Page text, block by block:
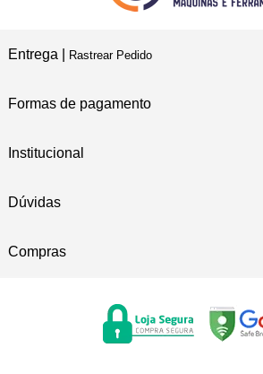
Entrega | Rastrear Pedido
Formas de pagamento
Institucional
Dúvidas
Compras